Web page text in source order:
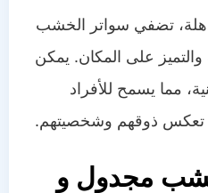
تضفي سواتر الخشب
على المكان. يمكن
مما يسمح للأفراد
تعكس ذوقهم وشخصيتهم.
مجدول و